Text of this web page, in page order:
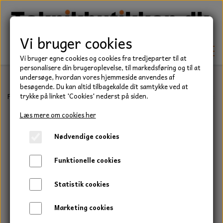
TEKNIK
KILEREMME
LEJER
PAKDÅSER
LÅSERINGE
BEFÆSTELSE
HAVE/PARK
UNIVERSALE REMME TIL PLÆNEKLIPPER OG
HAVETRAKTOR
TRAKTOR/ENTREPRENØR
Forside Forbrugsvarer Håndrens og Papir
Vi bruger cookies
Vi bruger egne cookies og cookies fra tredjeparter til at
personalisere din brugeroplevelse, til markedsføring og til at
undersøge, hvordan vores hjemmeside anvendes af
besøgende. Du kan altid tilbagekalde dit samtykke ved at
trykke på linket 'Cookies' nederst på siden.
Læs mere om cookies her
Nødvendige cookies
Funktionelle cookies
Statistik cookies
Marketing cookies